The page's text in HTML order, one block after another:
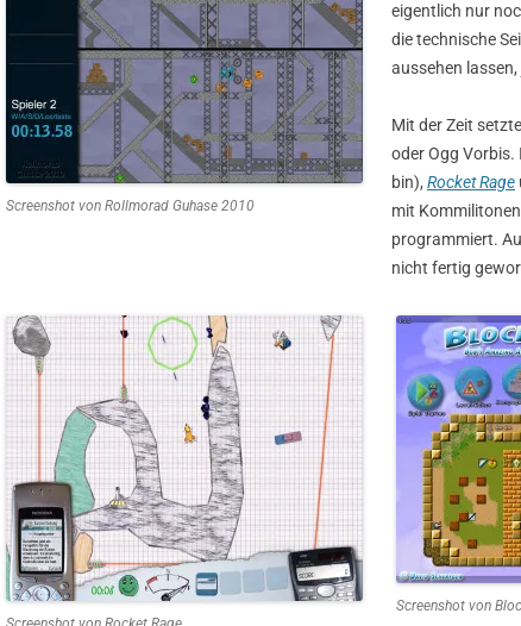
Screenshot von Rollmorad Guhase 2010
eigentlich nur
die technische
aussehen
Mit der Zeit
oder Ogg
bin), Rocket Rage
mit
programmiert.
nicht fertig
Screenshot von